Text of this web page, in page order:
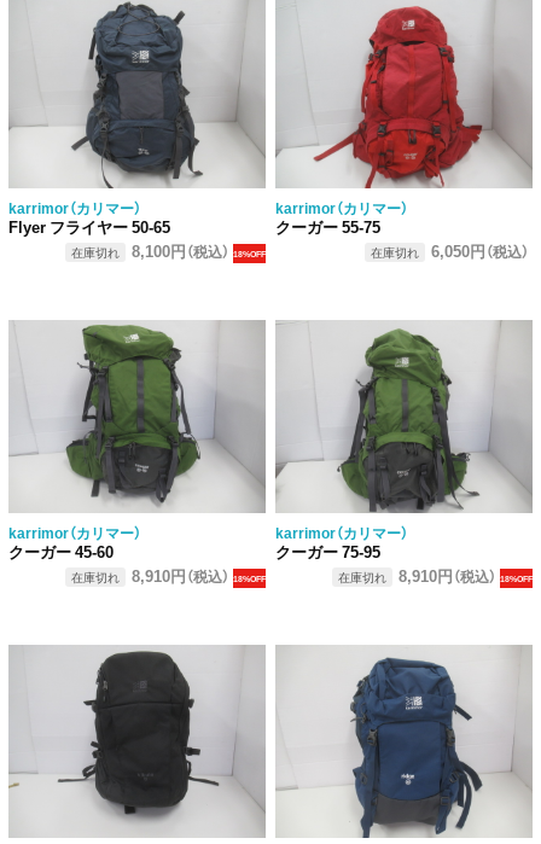
karrimor（カリマー）
Flyer フライヤー 50-65
在庫切れ 8,100円（税込） 18%OFF
karrimor（カリマー）
クーガー 55-75
在庫切れ 6,050円（税込）
karrimor（カリマー）
クーガー 45-60
在庫切れ 8,910円（税込） 18%OFF
karrimor（カリマー）
クーガー 75-95
在庫切れ 8,910円（税込） 18%OFF